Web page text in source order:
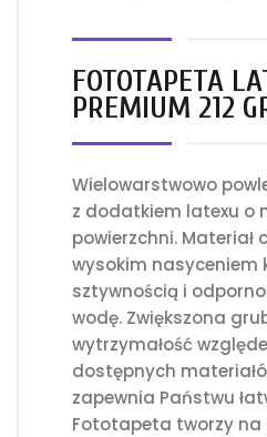
FOTOTAPETA
PREMIUM 212
Wielowarstwowo
z dodatkiem latexu o
powierzchni. Materiał
wysokim nasyceniem
sztywnością i
wodę. Zwiększona
wytrzymałość
dostępnych
zapewnia Państwu
Fototapeta tworzy na